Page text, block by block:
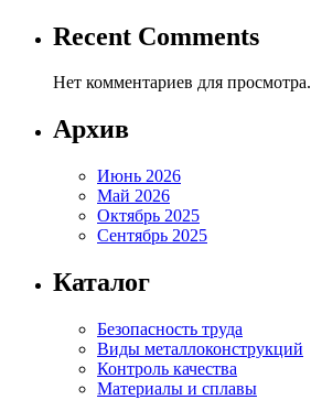
Recent Comments
Нет комментариев для просмотра.
Архив
Июнь 2026
Май 2026
Октябрь 2025
Сентябрь 2025
Каталог
Безопасность труда
Виды металлоконструкций
Контроль качества
Материалы и сплавы